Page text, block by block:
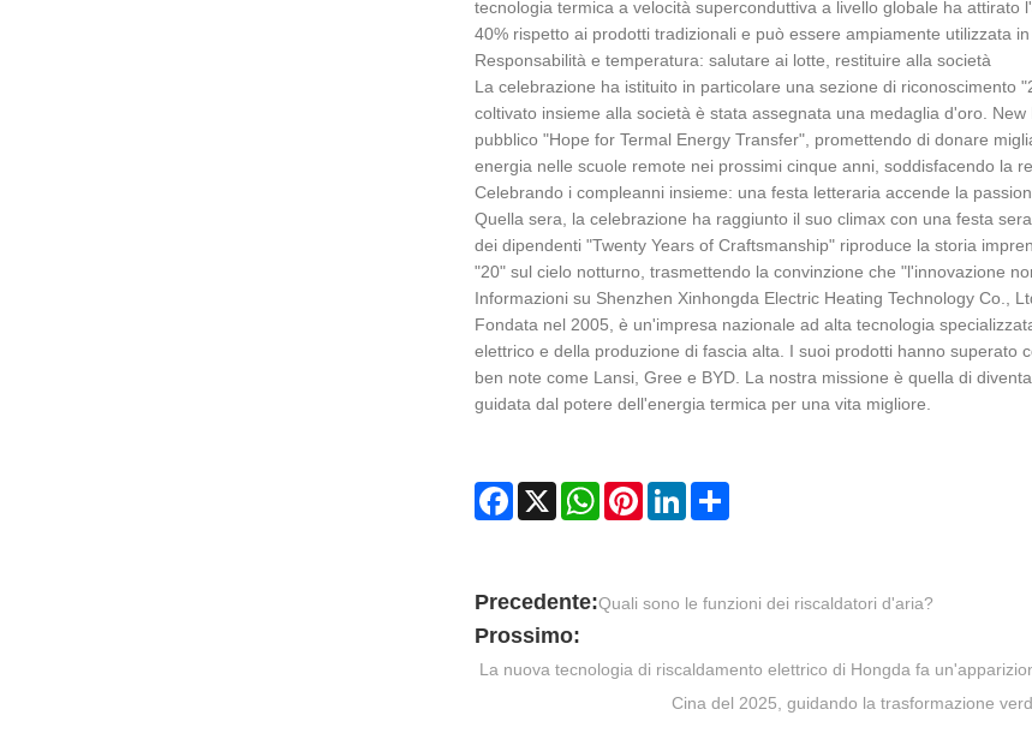
tecnologia termica a velocità superconduttiva a livello globale ha
40% rispetto ai prodotti tradizionali e può essere ampiamente utilizzata
Responsabilità e temperatura: salutare ai lotte, restituire alla società
La celebrazione ha istituito in particolare una sezione di riconoscimento
coltivato insieme alla società è stata assegnata una medaglia d'oro.
pubblico "Hope for Termal Energy Transfer", promettendo di donare
energia nelle scuole remote nei prossimi cinque anni, soddisfacendo la
Celebrando i compleanni insieme: una festa letteraria accende la
Quella sera, la celebrazione ha raggiunto il suo climax con una festa
dei dipendenti "Twenty Years of Craftsmanship" riproduce la storia
"20" sul cielo notturno, trasmettendo la convinzione che "l'innovazione
Informazioni su Shenzhen Xinhongda Electric Heating Technology Co.,
Fondata nel 2005, è un'impresa nazionale ad alta tecnologia
elettrico e della produzione di fascia alta. I suoi prodotti hanno superato
ben note come Lansi, Gree e BYD. La nostra missione è quella di
guidata dal potere dell'energia termica per una vita migliore.
Facebook
X WhatsAppPinterestLinkedInShare
Precedente:Quali sono le funzioni dei riscaldatori d'aria?
Prossimo:
La nuova tecnologia di riscaldamento elettrico di Hongda fa
Cina del 2025, guidando la trasformazione